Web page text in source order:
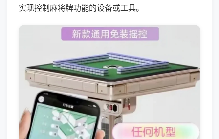
实现控制麻将牌功能的设备或工具。